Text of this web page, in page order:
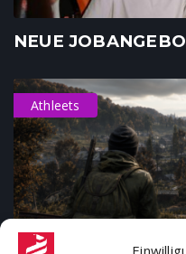
NEUE
Athleets